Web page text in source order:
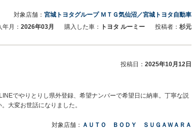
対象店舗： 宮城トヨタグループ ＭＴＧ気仙沼／宮城トヨタ自動車
年月： 2026年03月 購入した車： トヨタ ルーミー 投稿者： 杉元
投稿日： 2025年10月12日
でやりとりし県外登録、希望ナンバーで希望日に納車。丁寧な説
大変お世話になりました。
対象店舗： ＡＵＴＯ ＢＯＤＹ ＳＵＧＡＷＡＲＡ